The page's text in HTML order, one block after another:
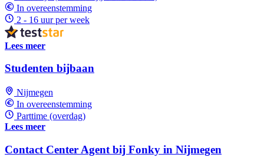
In overeenstemming
2 - 16 uur per week
Lees meer
Studenten bijbaan
Nijmegen
In overeenstemming
Parttime (overdag)
Lees meer
Contact Center Agent bij Fonky in Nijmegen